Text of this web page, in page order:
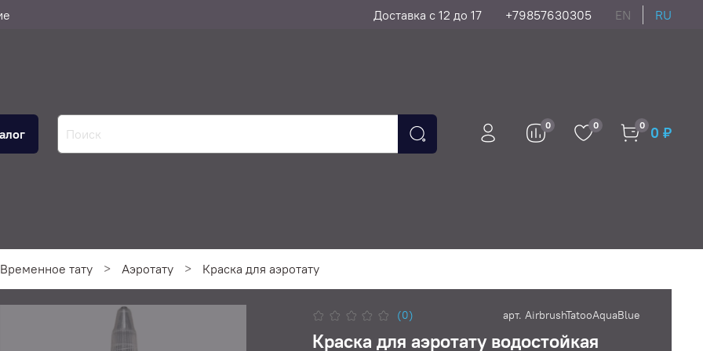
Доставка с 12 до 17 +79857630305 EN RU
0 0 0 0 ₽
Временное тату Аэротату Краска для аэротату
(0) арт. AirbrushTatooAquaBlue
Краска для аэротату водостойкая